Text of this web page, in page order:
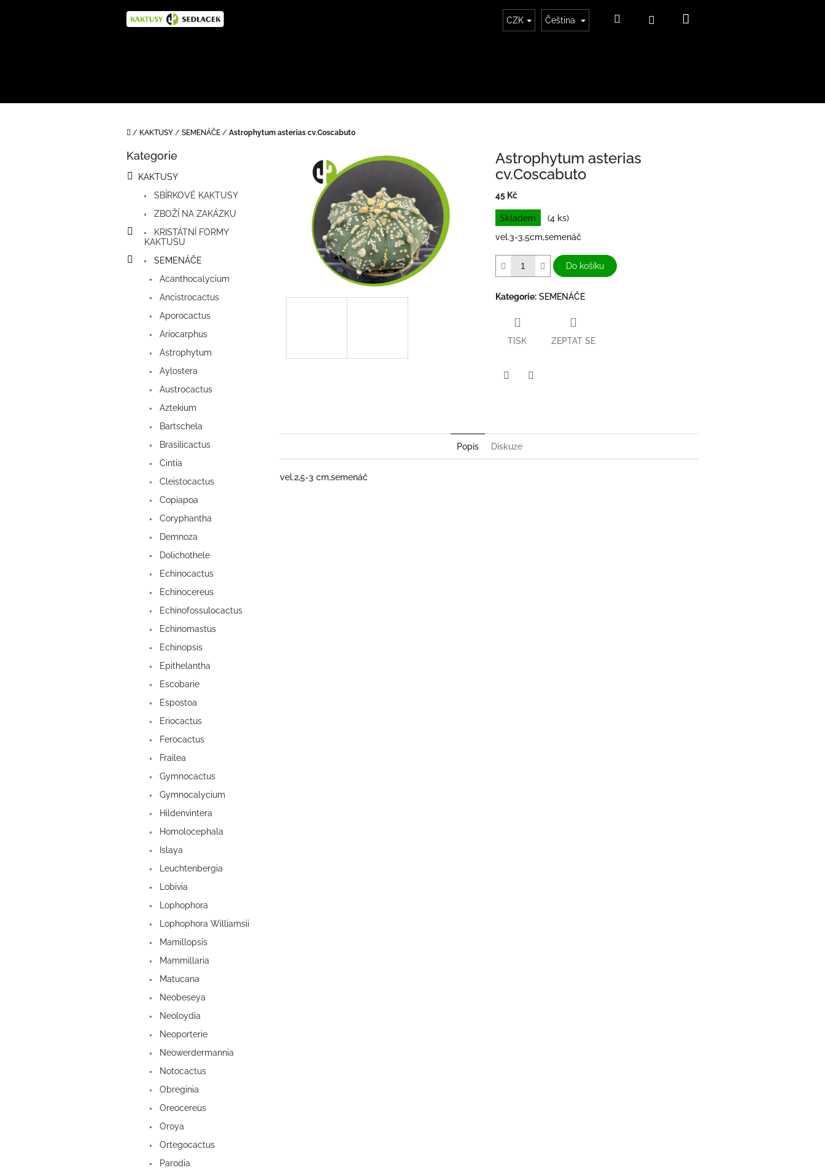
CZK Čeština HledatPřihlášení
Domů
/ KAKTUSY / SEMENÁČE / Astrophytum asterias cv.Coscabuto
Přeskočit
Kategorie
KAKTUSY
SBÍRKOVÉ KAKTUSY
ZBOŽÍ NA ZAKÁZKU
KRISTÁTNÍ FORMY
KAKTUSU
SEMENÁČE
Acanthocalycium
Ancistrocactus
Aporocactus
Ariocarphus
Astrophytum
Aylostera
Austrocactus
Aztekium
Bartschela
Brasilicactus
Cintia
Cleistocactus
Copiapoa
Coryphantha
Demnoza
Dolichothele
Echinocactus
Echinocereus
Echinofossulocactus
Echinomastus
Echinopsis
Epithelantha
Escobarie
Espostoa
Eriocactus
Ferocactus
Frailea
Gymnocactus
Gymnocalycium
Hildenvintera
Homolocephala
Islaya
Leuchtenbergia
Lobivia
Lophophora
Lophophora Williamsii
Mamillopsis
Mammillaria
Matucana
Neobeseya
Neoloydia
Neoporterie
Neowerdermannia
Notocactus
Obreginia
Oreocereus
Oroya
Ortegocactus
Parodia
Astrophytum asterias
cv.Coscabuto
45 Kč
Měrná
cena:
Skladem
(4 ks)
vel.3-3,5cm,semenáč
Do košíku
Kategorie: SEMENÁČE
TISK ZEPTAT SE
Popis Diskuze
vel.2,5-3 cm,semenáč